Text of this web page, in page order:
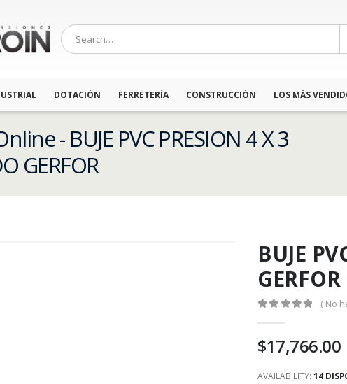
DOTACIÓN FERRETERÍA CONSTRUCCIÓN LOS MÁS
- BUJE PVC PRESION 4 X 3
GERFOR
BUJE
GERFOR
( No
$17,766.00
AVAILABILITY: 14